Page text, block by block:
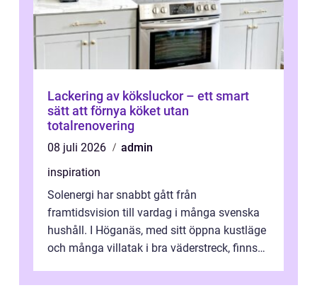
Lackering av köksluckor – ett smart
sätt att förnya köket utan
totalrenovering
08 juli 2026
admin
inspiration
Solenergi har snabbt gått från
framtidsvision till vardag i många svenska
hushåll. I Höganäs, med sitt öppna kustläge
och många villatak i bra väderstreck, finns